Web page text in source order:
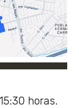
horas.